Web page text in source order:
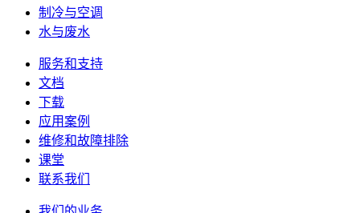
制冷与空调
水与废水
服务和支持
文档
下载
应用案例
维修和故障排除
课堂
联系我们